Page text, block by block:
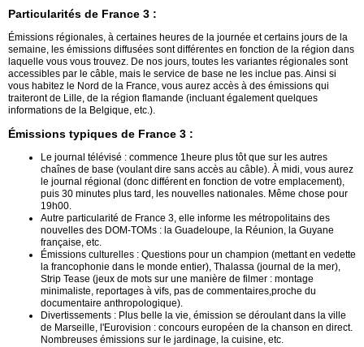
Particularités de France 3 :
Émissions régionales, à certaines heures de la journée et certains jours de la
semaine, les émissions diffusées sont différentes en fonction de la région dans
laquelle vous vous trouvez. De nos jours, toutes les variantes régionales sont
accessibles par le câble, mais le service de base ne les inclue pas. Ainsi si
vous habitez le Nord de la France, vous aurez accès à des émissions qui
traiteront de Lille, de la région flamande (incluant également quelques
informations de la Belgique, etc.).
Émissions typiques de France 3 :
Le journal télévisé : commence 1heure plus tôt que sur les autres
chaînes de base (voulant dire sans accès au câble). À midi, vous aurez
le journal régional (donc différent en fonction de votre emplacement),
puis 30 minutes plus tard, les nouvelles nationales. Même chose pour
19h00.
Autre particularité de France 3, elle informe les métropolitains des
nouvelles des DOM-TOMs : la Guadeloupe, la Réunion, la Guyane
française, etc.
Émissions culturelles : Questions pour un champion (mettant en vedette
la francophonie dans le monde entier), Thalassa (journal de la mer),
Strip Tease (jeux de mots sur une manière de filmer : montage
minimaliste, reportages à vifs, pas de commentaires,proche du
documentaire anthropologique).
Divertissements : Plus belle la vie, émission se déroulant dans la ville
de Marseille, l'Eurovision : concours européen de la chanson en direct.
Nombreuses émissions sur le jardinage, la cuisine, etc.